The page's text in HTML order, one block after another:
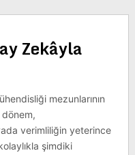
Zekâyla
mezunlarının
verimliliğin yeterince
şimdiki